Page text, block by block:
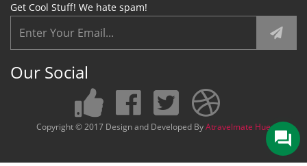
Get Cool Stuff! We hate spam!
Our Social
Copyright © 2017 Design and Developed ByAtravelmate Hue